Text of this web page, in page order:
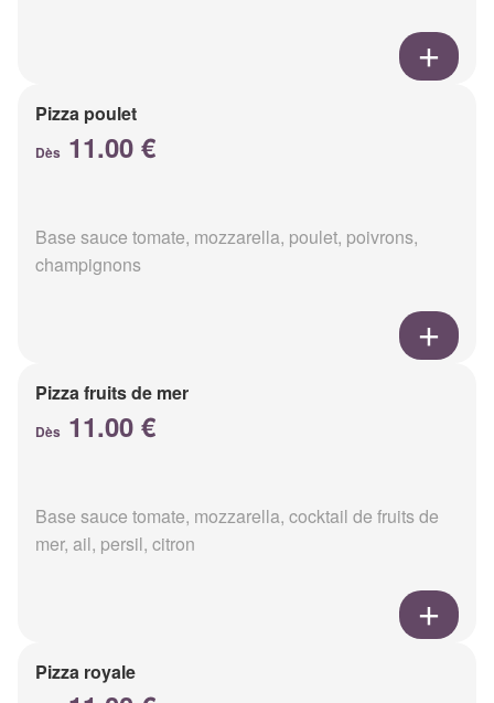
Pizza poulet
Dès 11.00 €
Base sauce tomate, mozzarella, poulet, poivrons,
champignons
Pizza fruits de mer
Dès 11.00 €
Base sauce tomate, mozzarella, cocktail de fruits de
mer, ail, persil, citron
Pizza royale